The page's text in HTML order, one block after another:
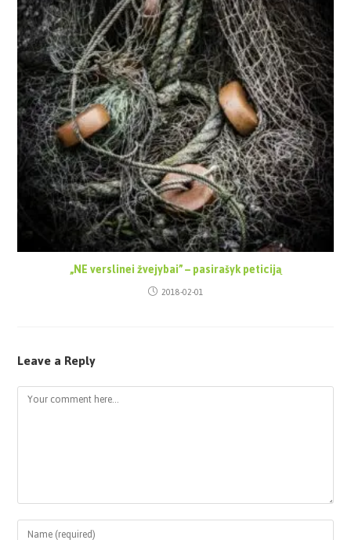
„NE verslinei žvejybai” – pasirašyk peticiją
2018-02-01
Leave a Reply